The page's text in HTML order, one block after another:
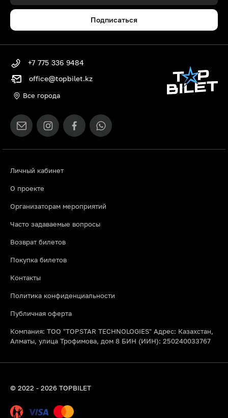
Подписаться
Личный кабинет
О проекте
Организаторам мероприятий
Часто задаваемые вопросы
Возврат билетов
Покупка билетов
Контакты
Политика конфиденциальности
Публичная оферта
Компания: ТОО "TOPSTAR TECHNOLOGIES" Адрес: Казахстан,
Алматы, улица Трофимова, дом 8 БИН (ИИН): 250240033767
+7 775 336 9484
office@topbilet.kz
Все города
© 2022 - 2026 TOPBILET